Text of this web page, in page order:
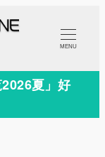
MENU
夏」好